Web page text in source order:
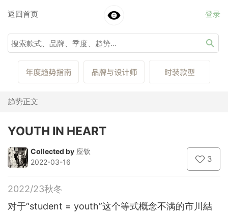
返回首页 登录
趋势正文
YOUTH IN HEART
Collected by 应钦
2022-03-16
3
2022/23秋冬
对于“student = youth”这个等式概念不满的市川結